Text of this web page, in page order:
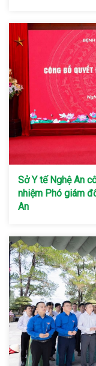
Sở Y tế Nghệ An
nhiệm Phó giám
An